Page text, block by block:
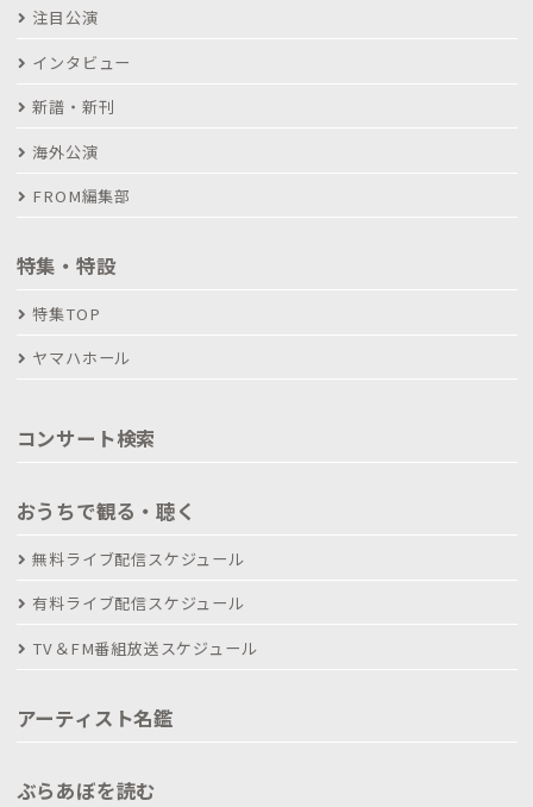
注目公演
インタビュー
新譜・新刊
海外公演
FROM編集部
特集・特設
特集TOP
ヤマハホール
コンサート検索
おうちで観る・聴く
無料ライブ配信スケジュール
有料ライブ配信スケジュール
TV＆FM番組放送スケジュール
アーティスト名鑑
ぶらあぼを読む